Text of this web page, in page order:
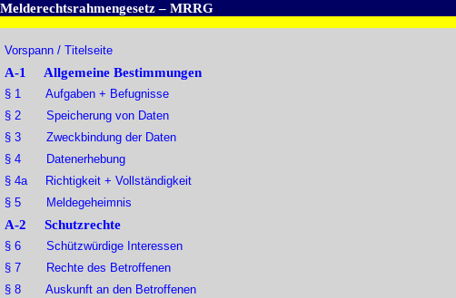
Melderechtsrahmengesetz – MRRG
Vorspann / Titelseite
A-1 Allgemeine Bestimmungen
§ 1 Aufgaben + Befugnisse
§ 2 Speicherung von Daten
§ 3 Zweckbindung der Daten
§ 4 Datenerhebung
§ 4a Richtigkeit + Vollständigkeit
§ 5 Meldegeheimnis
A-2 Schutzrechte
§ 6 Schützwürdige Interessen
§ 7 Rechte des Betroffenen
§ 8 Auskunft an den Betroffenen